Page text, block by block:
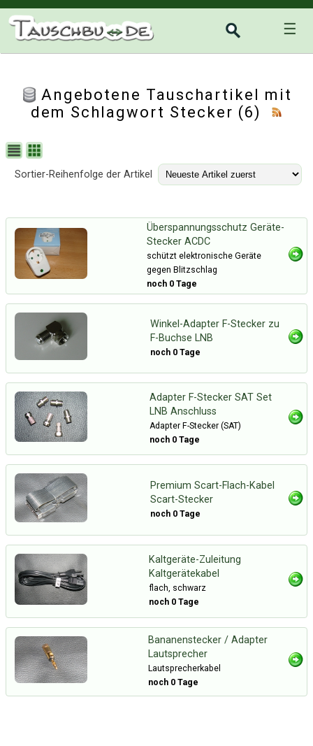
☰
Angebotene Tauschartikel mit
dem Schlagwort Stecker (6)
Sortier-Reihenfolge der Artikel
Überspannungsschutz Geräte-
Stecker ACDC
schützt elektronische Geräte
gegen Blitzschlag
noch 0 Tage
Winkel-Adapter F-Stecker zu
F-Buchse LNB
noch 0 Tage
Adapter F-Stecker SAT Set
LNB Anschluss
Adapter F-Stecker (SAT)
noch 0 Tage
Premium Scart-Flach-Kabel
Scart-Stecker
noch 0 Tage
Kaltgeräte-Zuleitung
Kaltgerätekabel
flach, schwarz
noch 0 Tage
Bananenstecker / Adapter
Lautsprecher
Lautsprecherkabel
noch 0 Tage